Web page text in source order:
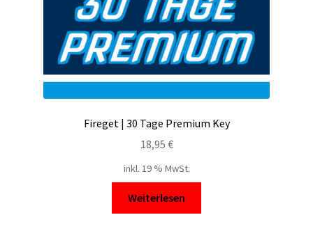
Fireget | 30 Tage Premium Key
18,95 €
inkl. 19 % MwSt.
Weiterlesen